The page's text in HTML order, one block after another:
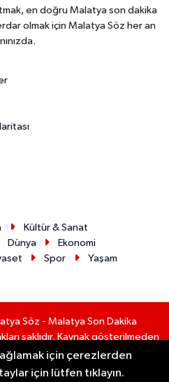
en doğru Malatya son dakika
olmak için Malatya Söz her an
Kültür & Sanat
Dünya
Ekonomi
Spor Yaşam
Söz - Malatya Son Dakika
saklıdır. Kaynak gösterilmeden
alıntı yapılamaz.için çerezlerden
için lütfen tıklayın.